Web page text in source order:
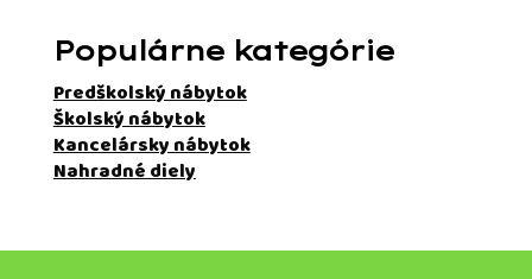
Populárne kategórie
Predškolský nábytok
Školský nábytok
Kancelársky nábytok
Nahradné diely